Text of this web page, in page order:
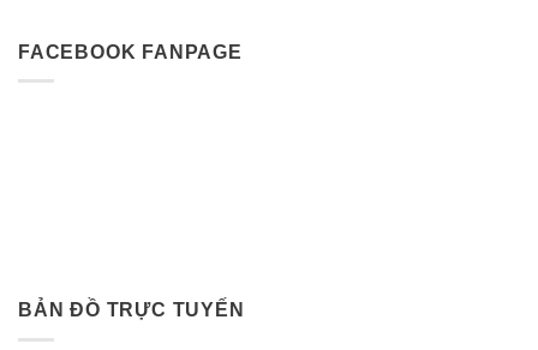
FACEBOOK FANPAGE
BẢN ĐỒ TRỰC TUYẾN